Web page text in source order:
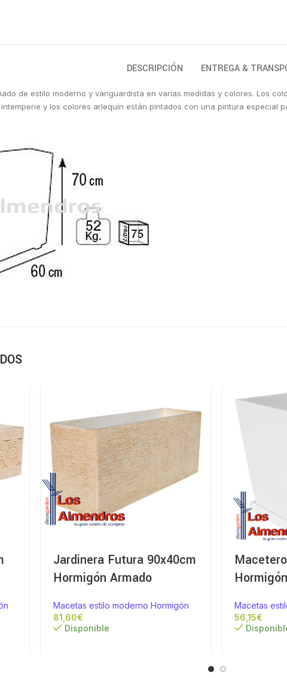
DESCRIPCIÓN ENTREGA &
de estilo moderno y vanguardista en varias medidas y colores. Los
y los colores arlequín están pintados con una pintura especial
Jardinera Futura 90x40cm
Hormigón Armado
Macetas estilo moderno Hormigón
€
Disponible
Macetas
€